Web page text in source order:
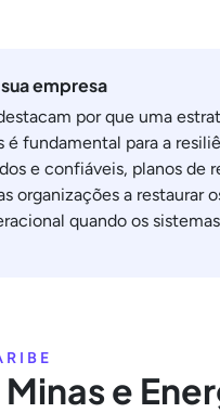
empresa
por que uma
é fundamental para a
e confiáveis, planos de
organizações a restaurar
quando os
e